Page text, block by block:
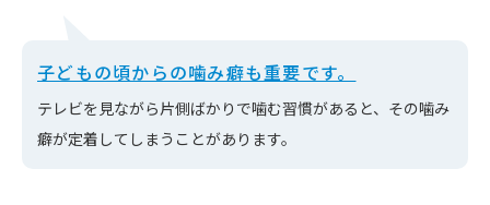
子どもの頃からの噛み癖も重要です。
テレビを見ながら片側ばかりで噛む習慣があると、その噛み
癖が定着してしまうことがあります。